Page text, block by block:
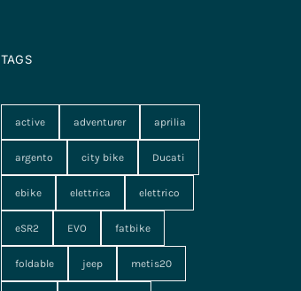
TAGS
active adventurer aprilia
argento city bike Ducati
ebike elettrica elettrico
eSR2 EVO fatbike
foldable jeep metis20